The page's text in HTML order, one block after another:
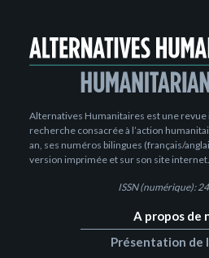
Alternatives Humanitaires est une
recherche consacrée à l’action
an, ses numéros bilingues (français/
version imprimée et sur son site internet.
ISSN (numérique):
A propos de
Présentation de